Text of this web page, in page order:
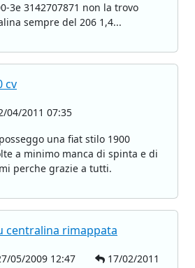
3e 3142707871 non la trovo
sempre del 206 1,4...
cv
04/2011 07:35
una fiat stilo 1900
a minimo manca di spinta e di
perche grazie a tutti.
centralina rimappata
05/2009 12:47
17/02/2011